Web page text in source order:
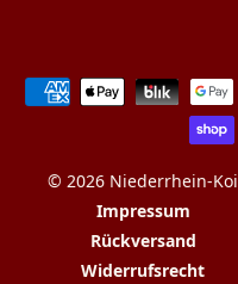
© 2026 Niederrhein-Koi
Impressum
Rückversand
Widerrufsrecht